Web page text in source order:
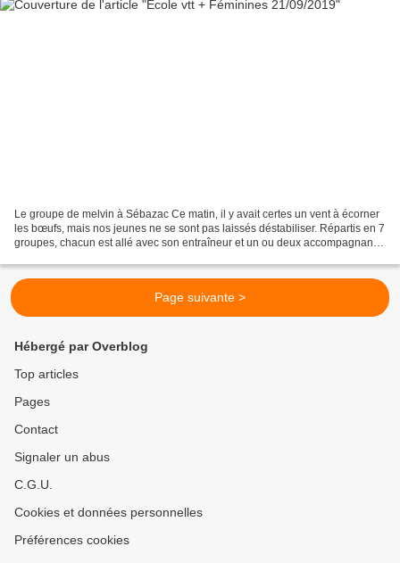
Le groupe de melvin à Sébazac Ce matin, il y avait certes un vent à écorner
les bœufs, mais nos jeunes ne se sont pas laissés déstabiliser. Répartis en 7
groupes, chacun est allé avec son entraîneur et un ou deux accompagnants
Page suivante >
Hébergé par Overblog
Top articles
Pages
Contact
Signaler un abus
C.G.U.
Cookies et données personnelles
Préférences cookies